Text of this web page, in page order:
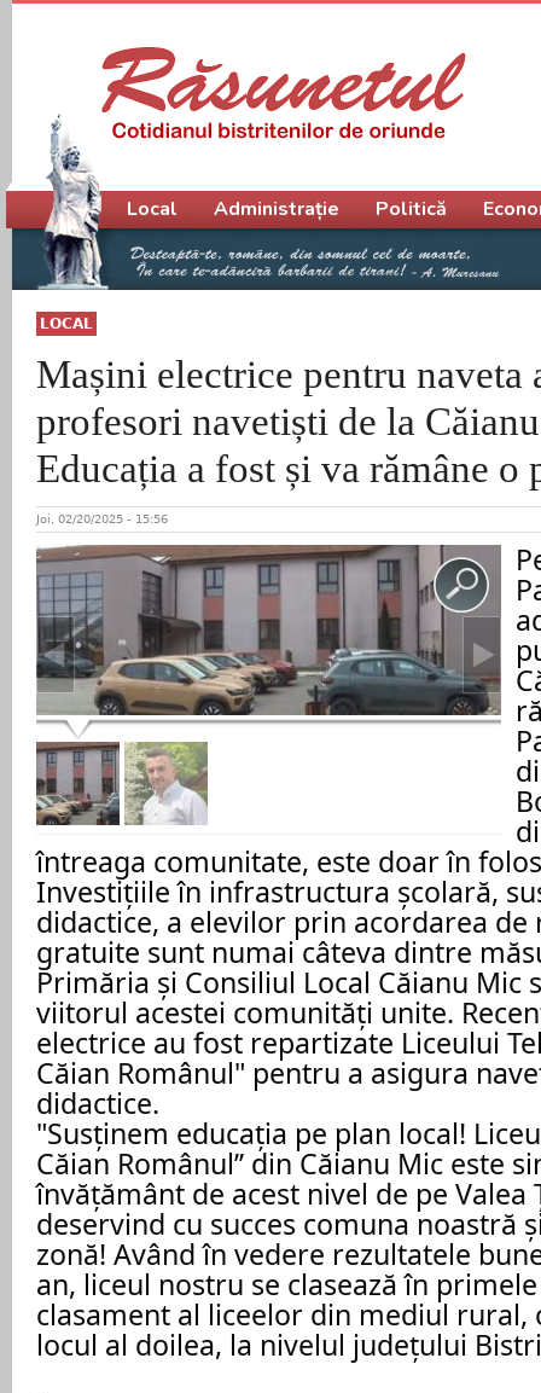
LOCAL
Mașini electrice pentru naveta
profesori navetiști de la
Educația a fost și va rămâne o
Joi, 02/20/2025 - 15:56
întreaga comunitate, este doar în
Investițiile în infrastructura școlară,
didactice, a elevilor prin acordarea de
gratuite sunt numai câteva dintre
Primăria și Consiliul Local Căianu Mic
viitorul acestei comunități unite.
electrice au fost repartizate Liceului
Căian Românul" pentru a asigura
didactice.
"Susținem educația pe plan local!
Căian Românul’’ din Căianu Mic este
învățământ de acest nivel de pe Valea
deservind cu succes comuna noastră
zonă! Având în vedere rezultatele
an, liceul nostru se clasează în
clasament al liceelor din mediul rural,
locul al doilea, la nivelul județului
Meniu principal
Local Administrație Politică